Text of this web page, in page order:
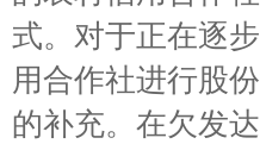
式。对于正在逐
用合作社进行股
的补充。在欠发